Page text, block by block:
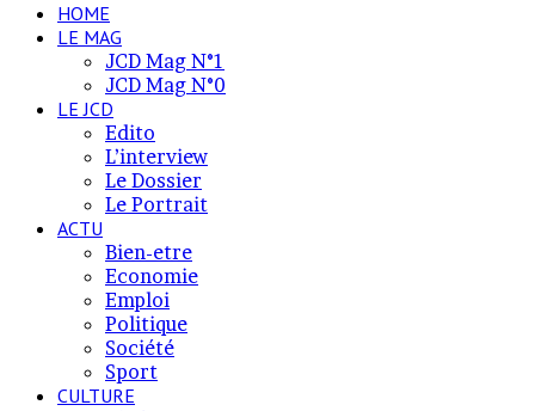
HOME
LE MAG
JCD Mag N°1
JCD Mag N°0
LE JCD
Edito
L’interview
Le Dossier
Le Portrait
ACTU
Bien-etre
Economie
Emploi
Politique
Société
Sport
CULTURE